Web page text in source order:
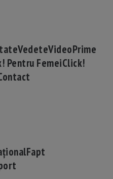
VedeteVideoPrime
Pentru FemeiClick!
Fapt